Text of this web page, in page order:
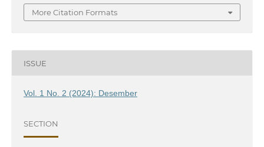
More Citation Formats
ISSUE
Vol. 1 No. 2 (2024): Desember
SECTION